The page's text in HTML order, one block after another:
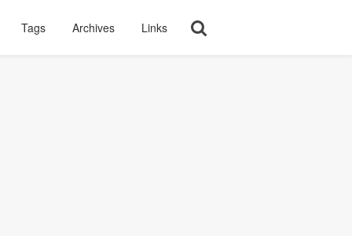
Tags Archives Links